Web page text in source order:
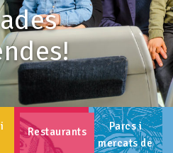
Restaurants
Parcs i
mercats de